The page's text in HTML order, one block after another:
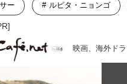
ー ルピタ・ニョンゴ
映画、海外ド